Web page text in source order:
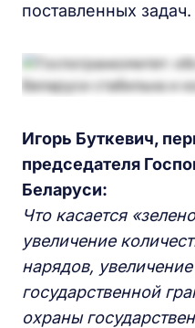
поставленных задач.
Игорь Буткевич,
председателя
Беларуси:
Что касается
увеличение
нарядов,
государственной
охраны